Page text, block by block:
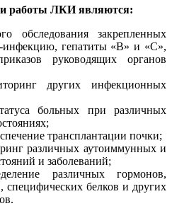
работы ЛКИ являются:
обследования закрепленных
гепатиты «В» и «С»,
руководящих органов
других инфекционных
больных при различных
трансплантации почки;
различных аутоиммунных и
и заболеваний;
различных гормонов,
специфических белков и других